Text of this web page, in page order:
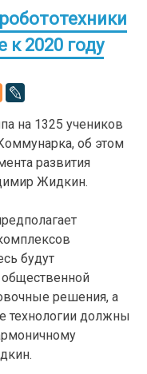
к 2020 году
на 1325 учеников
об этом
развития
Жидкин.
будут
общественной
решения, а
технологии должны